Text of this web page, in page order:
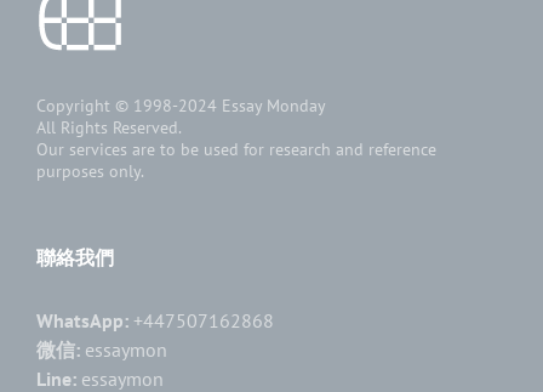
Copyright © 1998-2024 Essay Monday
All Rights Reserved.
Our services are to be used for research and reference
purposes only.
聯絡我們
WhatsApp: +447507162868
微信: essaymon
Line: essaymon